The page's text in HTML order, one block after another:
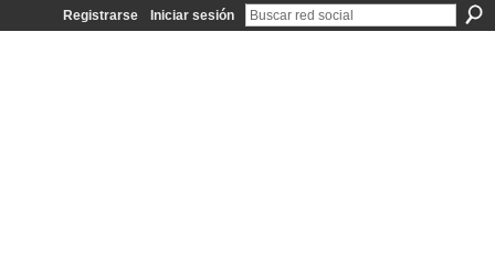
Registrarse Iniciar sesión